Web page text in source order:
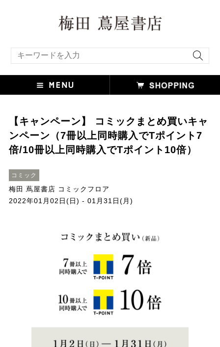
【キャンペーン】 コミックまとめ買いキャ
ンペーン（7冊以上同時購入でTポイント7
倍/10冊以上同時購入でTポイント10倍）
コミック
梅田 蔦屋書店 コミックフロア
2022年01月02日(日) - 01月31日(月)